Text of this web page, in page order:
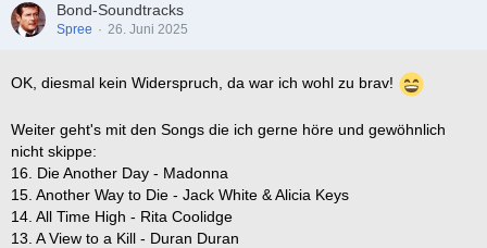
Bond-Soundtracks
Spree 26. Juni 2025
OK, diesmal kein Widerspruch, da war ich wohl zu brav!
Weiter geht's mit den Songs die ich gerne höre und gewöhnlich
nicht skippe:
16. Die Another Day - Madonna
15. Another Way to Die - Jack White & Alicia Keys
14. All Time High - Rita Coolidge
13. A View to a Kill - Duran Duran